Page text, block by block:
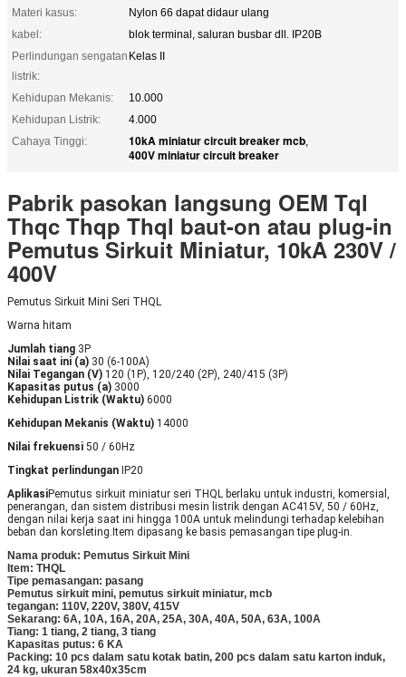
Materi kasus:
Nylon 66 dapat didaur ulang
kabel:
blok terminal, saluran busbar dll. IP20B
Perlindungan sengatan
listrik:
Kelas II
Kehidupan Mekanis:
10.000
Kehidupan Listrik:
4.000
Cahaya Tinggi:
10kA miniatur circuit breaker mcb,
400V miniatur circuit breaker
Pabrik pasokan langsung OEM Tql
Thqc Thqp Thql baut-on atau plug-in
Pemutus Sirkuit Miniatur, 10kA 230V /
400V
Pemutus Sirkuit Mini Seri THQL
Warna hitam
Jumlah tiang 3P
Nilai saat ini (a) 30 (6-100A)
Nilai Tegangan (V) 120 (1P), 120/240 (2P), 240/415 (3P)
Kapasitas putus (a) 3000
Kehidupan Listrik (Waktu) 6000
Kehidupan Mekanis (Waktu) 14000
Nilai frekuensi 50 / 60Hz
Tingkat perlindungan IP20
AplikasiPemutus sirkuit miniatur seri THQL berlaku untuk industri, komersial,
penerangan, dan sistem distribusi mesin listrik dengan AC415V, 50 / 60Hz,
dengan nilai kerja saat ini hingga 100A untuk melindungi terhadap kelebihan
beban dan korsleting.Item dipasang ke basis pemasangan tipe plug-in.
Nama produk: Pemutus Sirkuit Mini
Item: THQL
Tipe pemasangan: pasang
Pemutus sirkuit mini, pemutus sirkuit miniatur, mcb
tegangan: 110V, 220V, 380V, 415V
Sekarang: 6A, 10A, 16A, 20A, 25A, 30A, 40A, 50A, 63A, 100A
Tiang: 1 tiang, 2 tiang, 3 tiang
Kapasitas putus: 6 KA
Packing: 10 pcs dalam satu kotak batin, 200 pcs dalam satu karton induk,
24 kg, ukuran 58x40x35cm